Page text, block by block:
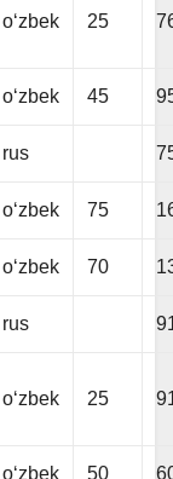
oʻzbek 25
oʻzbek 45
rus
oʻzbek 75
oʻzbek 70
rus
oʻzbek 25
oʻzbek 50